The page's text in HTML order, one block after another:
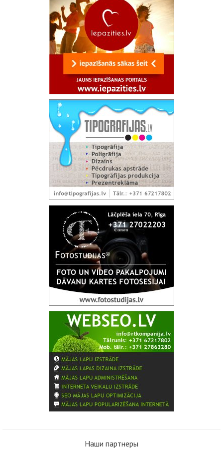
Наши партнеры